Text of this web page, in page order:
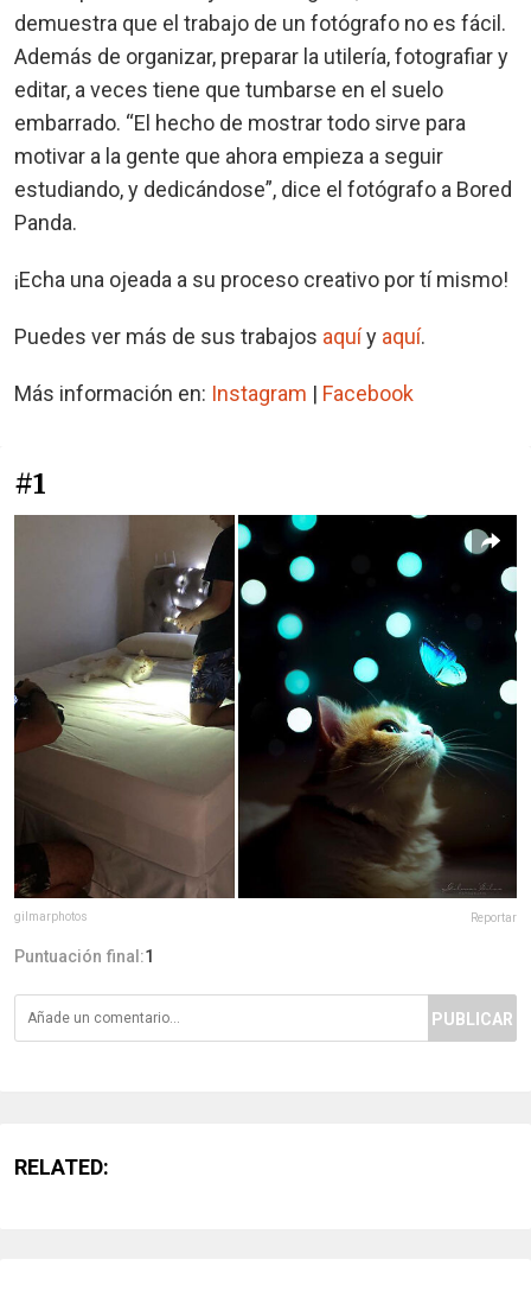
demuestra que el trabajo de un fotógrafo no es fácil.
Además de organizar, preparar la utilería, fotografiar y
editar, a veces tiene que tumbarse en el suelo
embarrado. “El hecho de mostrar todo sirve para
motivar a la gente que ahora empieza a seguir
estudiando, y dedicándose”, dice el fotógrafo a Bored
Panda.
¡Echa una ojeada a su proceso creativo por tí mismo!
Puedes ver más de sus trabajos aquíy aquí.
Más información en: Instagram | Facebook
#1
gilmarphotos Reportar
Puntuación final:1
PUBLICAR
RELATED: